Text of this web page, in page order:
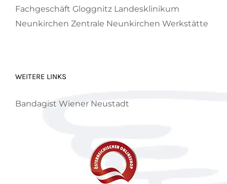
Fachgeschäft Gloggnitz Landesklinikum
Neunkirchen Zentrale Neunkirchen Werkstätte
WEITERE LINKS
Bandagist Wiener Neustadt